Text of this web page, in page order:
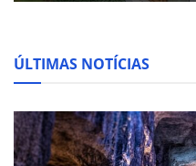
ÚLTIMAS NOTÍCIAS